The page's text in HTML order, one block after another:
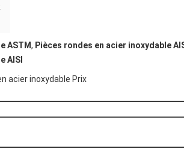
ASTM, Pièces rondes en acier inoxydable
AISI
acier inoxydable Prix